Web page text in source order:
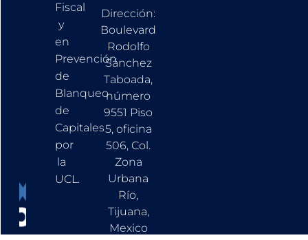
Fiscal
y
en
Prevención
de
Blanqueo
de
Capitales
por
la
UCL.
Dirección:
Boulevard
Rodolfo
Sánchez
Taboada,
número
9551 Piso
5, oficina
506, Col.
Zona
Urbana
Río,
Tijuana,
Mexico